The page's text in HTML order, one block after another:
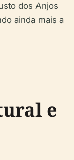
dos Anjos
ainda mais a
e